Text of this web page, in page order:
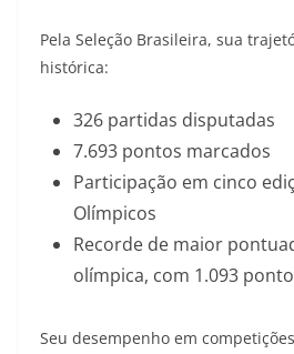
Pela Seleção Brasileira, sua
histórica:
326 partidas disputadas
7.693 pontos marcados
Participação em cinco
Olímpicos
Recorde de maior
olímpica, com 1.093
Seu desempenho em